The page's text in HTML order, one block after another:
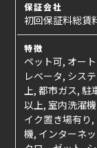
保証会社
初回保証料総
特徴
ペット可, オー
レベータ, シス
上, 都市ガス, 駐
以上, 室内洗濯
イク置き場有り
機, インターネ